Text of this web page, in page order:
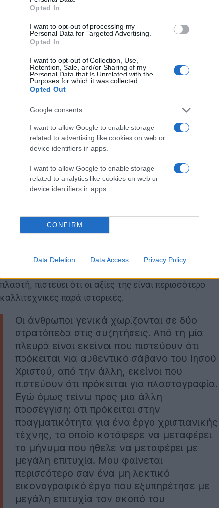
Opted In
I want to opt-out of processing my
Personal Data for Targeted Advertising.
Opted In
I want to opt-out of Collection, Use,
Retention, Sale, and/or Sharing of my
Personal Data that Is Unrelated with the
Purposes for which it was collected.
Opted Out
Google consents
I want to allow Google to enable storage
related to advertising like cookies on web or
device identifiers in apps.
I want to allow Google to enable storage
related to analytics like cookies on web or
device identifiers in apps.
CONFIRM
Data Deletion Data Access Privacy Policy
Κάθε προσεκτικός ενήλικας μπορεί να το
ελέγξει και στο σπίτι του. Για παράδειγμα,
βάφοντας το πρόσωπό σας με κάποιο
χρωματισμένο υγρό, χρησιμοποιώντας μια
μεγάλη χαρτοπετσέτα ή χαρτομάντιλο ή
ακόμη και ύφασμα και τυλίγοντάς το
γύρω από το πρόσωπό σας. Στη συνέχεια,
βγάλτε το ύφασμα, απλώστε το σε μια
επίπεδη επιφάνεια και δείτε την εικόνα
που προκύπτει. Αυτή η παραμόρφωση είναι
γνωστή ως το φαινόμενο της «μάσκας του
Αγαμέμνονα», καθώς μοιάζει με αυτό το
αρχαίο τεχνούργημα.
Moraes είναι γνωστός για την εγκληματολογική
αμφιβάλλει αν το σάβανο άγγιξε ποτέ το σώμα του
Ιησού. «Νομίζω ότι η πιθανότητα να έχει συμβεί κάτι
πλαστή, πιστεύει ότι οι αξίες της είναι περισσότερο
καλλιτεχνικές παρά ιστορικές.
Οι άνθρωποι γενικά χωρίζονται σε δύο
στρατόπεδα στις συζητήσεις. Από τη μία
πλευρά είναι εκείνοι που πιστεύουν ότι
πρόκειται για αυθεντικό σάβανο του Ιησού
Χριστού, από την άλλη, εκείνοι που
πιστεύουν ότι πρόκειται για πλαστογραφία.
Εγώ όμως τείνω προς μια άλλη
προσέγγιση: ότι πρόκειται στην
πραγματικότητα για ένα έργο χριστιανικής
τέχνης, το οποίο κατάφερε να μεταφέρει
το μήνυμα που ήθελε να μεταφέρει με
μεγάλη επιτυχία. Μου φαίνεται
περισσότερο σαν ένα μη λεκτικό
εικονογραφικό έργο που εξυπηρέτησε με
μεγάλη επιτυχία τον σκοπό του